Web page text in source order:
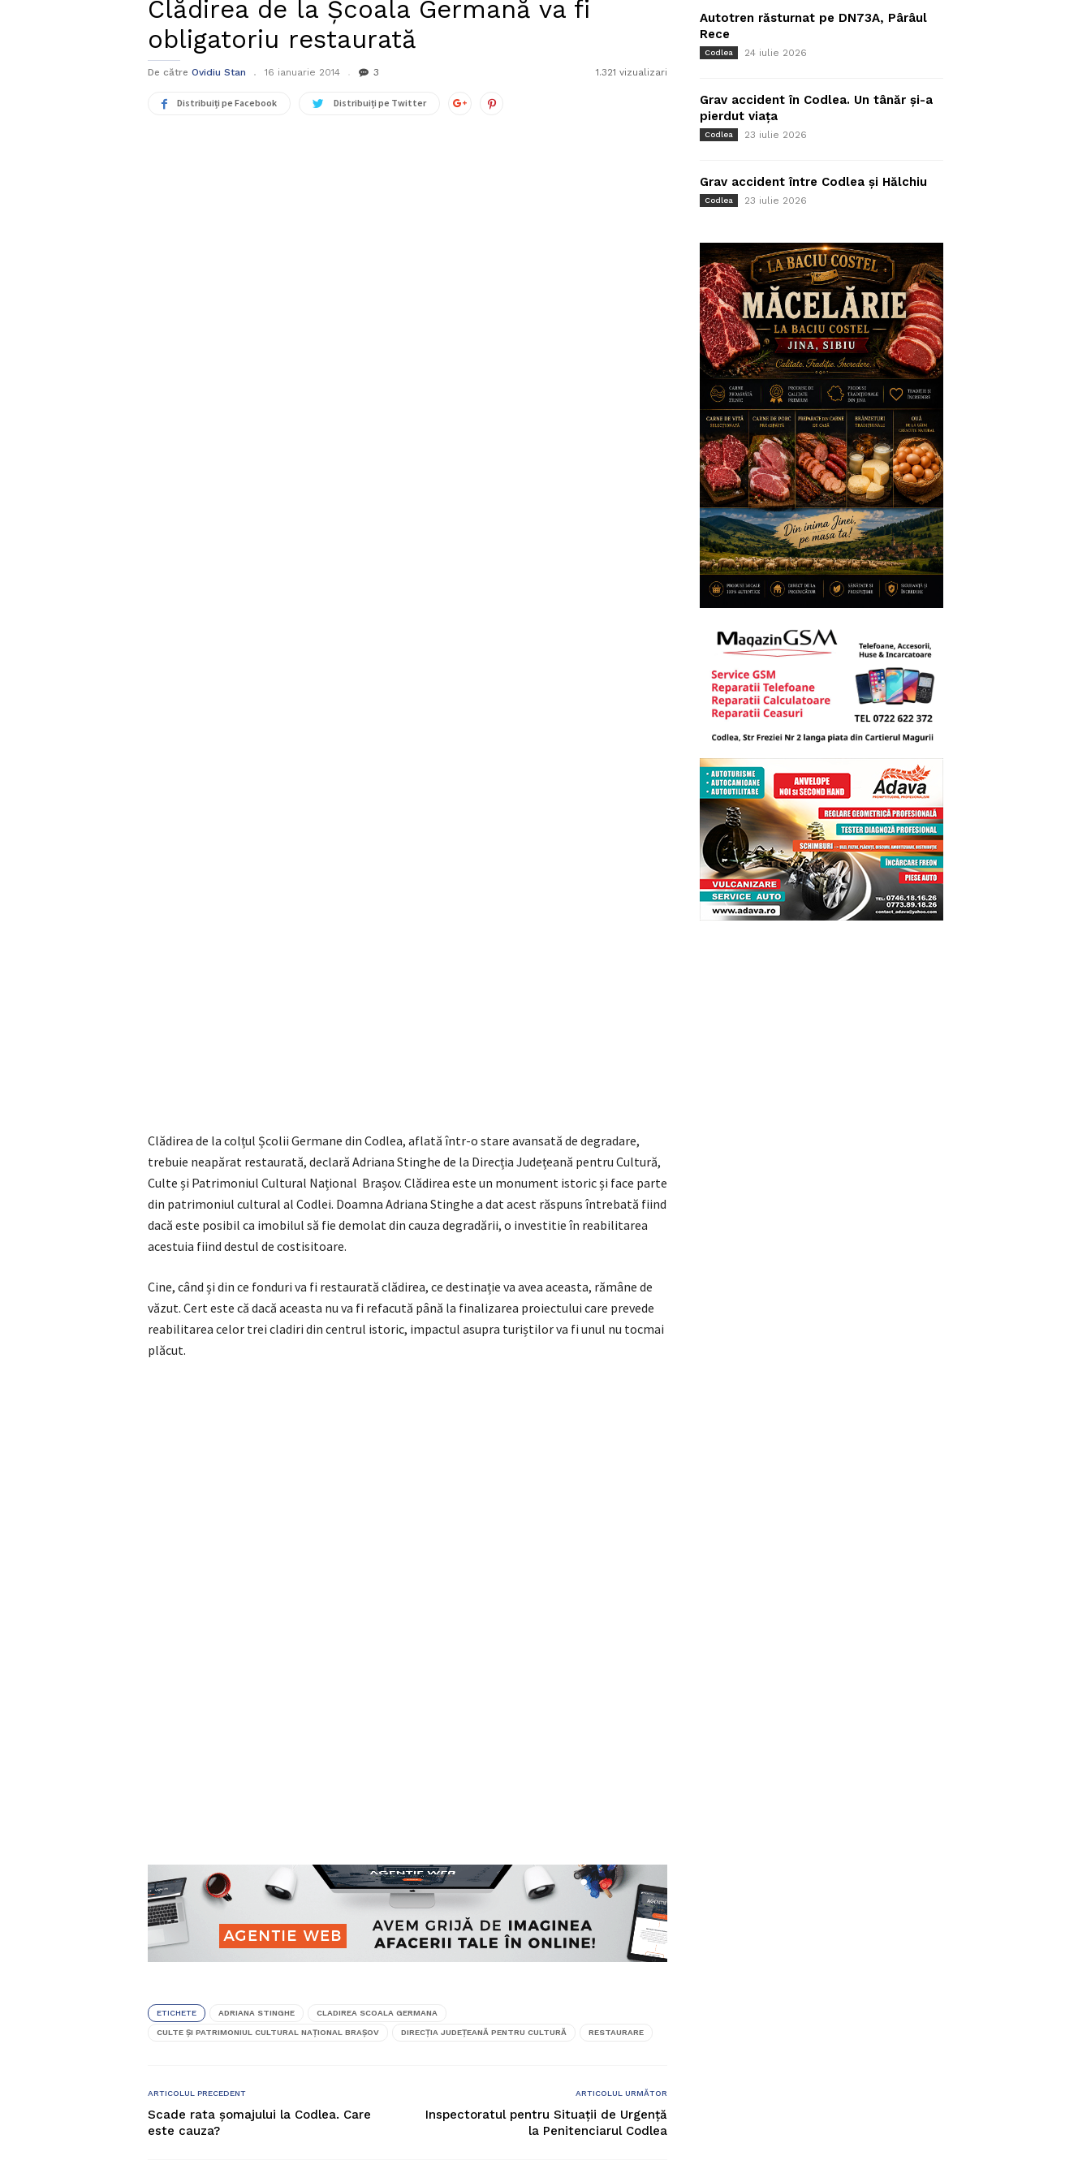
Clădirea de la Școala Germană va fi
obligatoriu restaurată
De către Ovidiu Stan 16 ianuarie 2014 3 1.321 vizualizari
Distribuiți pe Facebook Distribuiți pe Twitter
Clădirea de la colțul Școlii Germane din Codlea, aflată într-o stare avansată de degradare,
trebuie neapărat restaurată, declară Adriana Stinghe de la Direcția Județeană pentru Cultură,
Culte și Patrimoniul Cultural Național Brașov. Clădirea este un monument istoric și face parte
din patrimoniul cultural al Codlei. Doamna Adriana Stinghe a dat acest răspuns întrebată fiind
dacă este posibil ca imobilul să fie demolat din cauza degradării, o investitie în reabilitarea
acestuia fiind destul de costisitoare.
Cine, când și din ce fonduri va fi restaurată clădirea, ce destinație va avea aceasta, rămâne de
văzut. Cert este că dacă aceasta nu va fi refacută până la finalizarea proiectului care prevede
reabilitarea celor trei cladiri din centrul istoric, impactul asupra turiștilor va fi unul nu tocmai
plăcut.
ETICHETE ADRIANA STINGHE CLADIREA SCOALA GERMANA
CULTE ȘI PATRIMONIUL CULTURAL NAȚIONAL BRAȘOV DIRECȚIA JUDEȚEANĂ PENTRU CULTURĂ RESTAURARE
ARTICOLUL PRECEDENT
Scade rata șomajului la Codlea. Care
este cauza?
ARTICOLUL URMĂTOR
Inspectoratul pentru Situații de Urgență
la Penitenciarul Codlea
Autotren răsturnat pe DN73A, Pârâul
Rece
Codlea 24 iulie 2026
Grav accident în Codlea. Un tânăr și-a
pierdut viața
Codlea 23 iulie 2026
Grav accident între Codlea și Hălchiu
Codlea 23 iulie 2026